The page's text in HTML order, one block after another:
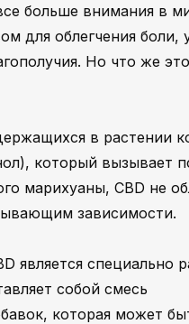
больше внимания в
для облегчения боли,
Но что же это
в растении
который вызывает
марихуаны, CBD не
зависимости.
является специально
собой смесь
которая может